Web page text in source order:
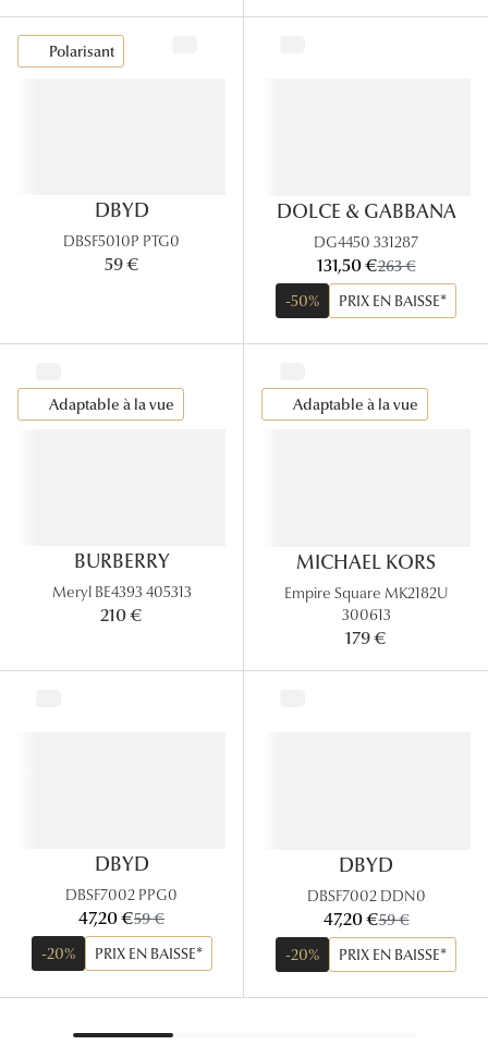
Polarisant
DBYD
DBSF5010P PTG0
59 €
DOLCE & GABBANA
DG4450 331287
maintenant:
131,50 €ancien prix:
263 €
-50%
PRIX EN BAISSE*
Adaptable à la vue
BURBERRY
Meryl BE4393 405313
210 €
Adaptable à la vue
MICHAEL KORS
Empire Square MK2182U
300613
179 €
DBYD
DBSF7002 PPG0
maintenant:
47,20 €ancien prix:
59 €
-20%
PRIX EN BAISSE*
DBYD
DBSF7002 DDN0
maintenant:
47,20 €ancien prix:
59 €
-20%
PRIX EN BAISSE*